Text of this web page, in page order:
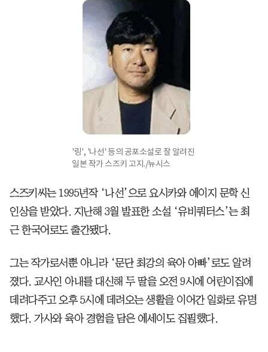
'링', '나선' 등의 공포소설로 잘 알려진
일본 작가 스즈키 고지./뉴시스
스즈키씨는 1995년작 ‘나선’으로 요시카와 에이지 문학 신
인상을 받았다. 지난해 3월 발표한 소설 ‘유비쿼터스’는 최
근 한국어로도 출간됐다.
그는 작가로서뿐 아니라 ‘문단 최강의 육아 아빠’로도 알려
졌다. 교사인 아내를 대신해 두 딸을 오전 9시에 어린이집에
데려다주고 오후 5시에 데려오는 생활을 이어간 일화로 유명
했다. 가사와 육아 경험을 담은 에세이도 집필했다.